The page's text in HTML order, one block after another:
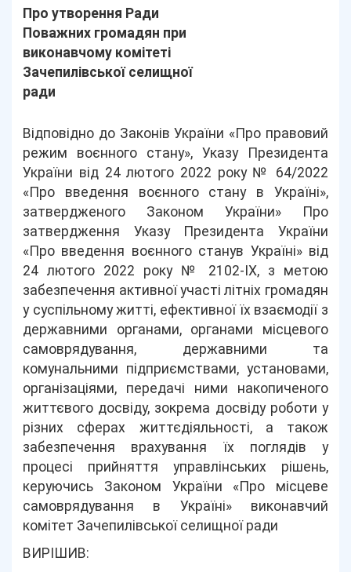
Про утворення Ради
Поважних громадян при
виконавчому комітеті
Зачепилівської селищної
ради
Відповідно до Законів України «Про правовий
режим воєнного стану», Указу Президента
України від 24 лютого 2022 року № 64/2022
«Про введення воєнного стану в Україні»,
затвердженого Законом України» Про
затвердження Указу Президента України
«Про введення воєнного станув Україні» від
24 лютого 2022 року № 2102-ІХ, з метою
забезпечення активної участі літніх громадян
у суспільному житті, ефективної їх взаємодії з
державними органами, органами місцевого
самоврядування, державними та
комунальними підприємствами, установами,
організаціями, передачі ними накопиченого
життєвого досвіду, зокрема досвіду роботи у
різних сферах життєдіяльності, а також
забезпечення врахування їх поглядів у
процесі прийняття управлінських рішень,
керуючись Законом України «Про місцеве
самоврядування в Україні» виконавчий
комітет Зачепилівської селищної ради
ВИРІШИВ: